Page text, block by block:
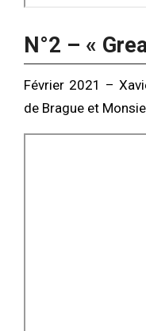
N°2 – «
Février 2021 –
de Brague et